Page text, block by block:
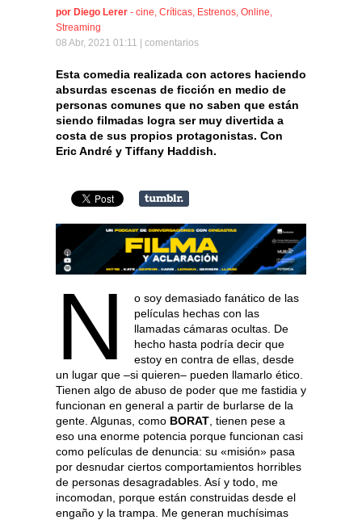
por Diego Lerer - cine, Críticas, Estrenos, Online,
Streaming
08 Abr, 2021 01:11 | comentarios
Esta comedia realizada con actores haciendo
absurdas escenas de ficción en medio de
personas comunes que no saben que están
siendo filmadas logra ser muy divertida a
costa de sus propios protagonistas. Con
Eric André y Tiffany Haddish.
N
o soy demasiado fanático de las
películas hechas con las
llamadas cámaras ocultas. De
hecho hasta podría decir que
estoy en contra de ellas, desde
un lugar que –si quieren– pueden llamarlo ético.
Tienen algo de abuso de poder que me fastidia y
funcionan en general a partir de burlarse de la
gente. Algunas, como BORAT , tienen pese a
eso una enorme potencia porque funcionan casi
como películas de denuncia: su «misión» pasa
por desnudar ciertos comportamientos horribles
de personas desagradables. Así y todo, me
incomodan, porque están construidas desde el
engaño y la trampa. Me generan muchísimas